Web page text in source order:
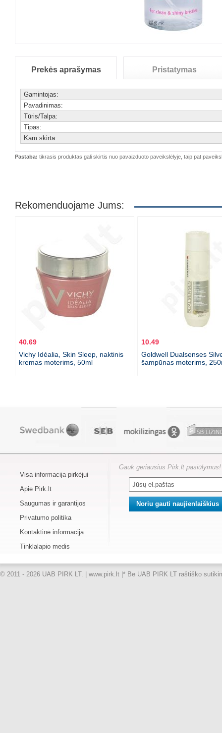
Prekės aprašymas Pristatymas
Gamintojas:
Pavadinimas:
Tūris/Talpa:
Tipas:
Kam skirta:
Pastaba: tikrasis produktas gali skirtis nuo pavaizduoto paveikslėlyje, taip pat
Rekomenduojame Jums:
40.69
Vichy Idéalia, Skin Sleep, naktinis
kremas moterims, 50ml
10.49
Goldwell Dualsenses
šampūnas moterims,
Visa informacija pirkėjui
Apie Pirk.lt
Saugumas ir garantijos
Privatumo politika
Kontaktinė informacija
Tinklalapio medis
Gauk geriausius Pirk.lt pasiūlymus!
© 2011 - 2026 UAB PIRK LT. | www.pirk.lt | * Be UAB PIRK LT raštiško